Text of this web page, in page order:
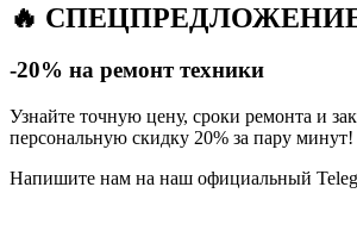
🔥
-20% на ремонт техники
Узнайте точную цену, сроки ремонта и
персональную скидку 20% за пару минут!
Напишите нам на наш официальный